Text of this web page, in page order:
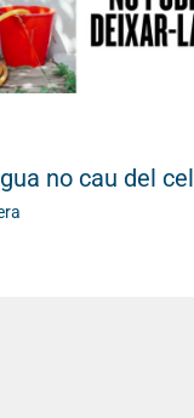
no cau del cel